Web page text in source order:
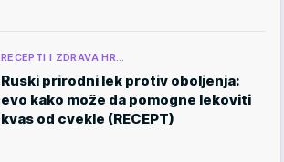
RECEPTI I ZDRAVA HR…
Ruski prirodni lek protiv oboljenja:
evo kako može da pomogne lekoviti
kvas od cvekle (RECEPT)